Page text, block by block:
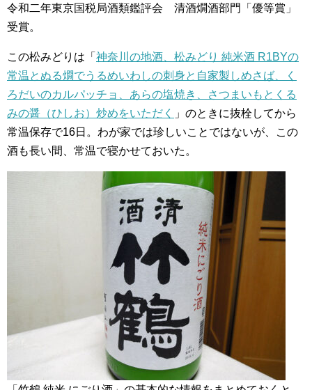
令和二年東京国税局酒類鑑評会 清酒燗酒部門「優等賞」
受賞。
この松みどりは「 神奈川の地酒、松みどり 純米酒 R1BYの
常温とぬる燗でうるめいわしの刺身と自家製しめさば、く
ろだいのカルパッチョ、あらの塩焼き、さつまいもとくる
みの醤（ひしお）炒めをいただく
」のときに抜栓してから
常温保存で16日。わが家では珍しいことではないが、この
酒も長い間、常温で寝かせておいた。